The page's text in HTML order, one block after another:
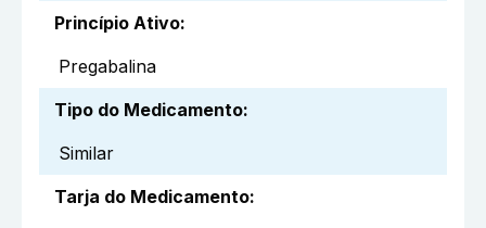
Princípio Ativo:
Pregabalina
Tipo do Medicamento:
Similar
Tarja do Medicamento: